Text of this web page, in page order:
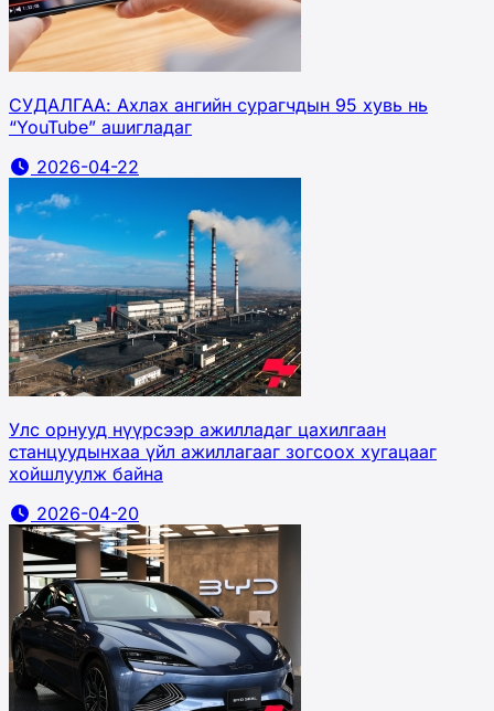
СУДАЛГАА: Ахлах ангийн сурагчдын 95 хувь нь
“YouTube” ашигладаг
2026-04-22
Улс орнууд нүүрсээр ажилладаг цахилгаан
станцуудынхаа үйл ажиллагааг зогсоох хугацааг
хойшлуулж байна
2026-04-20